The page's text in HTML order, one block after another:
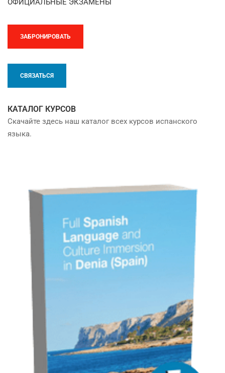
ОФИЦИАЛЬНЫЕ ЭКЗАМЕНЫ
ЗАБРОНИРОВАТЬ
СВЯЗАТЬСЯ
КАТАЛОГ КУРСОВ
Скачайте здесь наш каталог всех курсов испанского
языка.